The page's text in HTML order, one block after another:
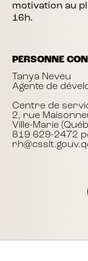
motivation au
16h.
PERSONNE
Tanya Neveu
Agente de
Centre de
2, rue
Ville-Marie
819 629-2472